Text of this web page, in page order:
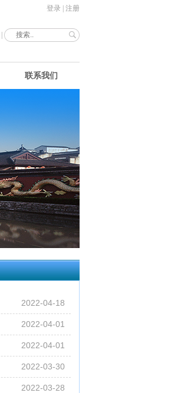
登录 注册
联系我们
2022-04-18
2022-04-01
2022-04-01
2022-03-30
2022-03-28